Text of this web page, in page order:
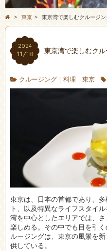
> 東京 > 東京湾で楽しむクルージ
2024
11/18 東京湾で楽しむク
クルージング| 料理| 東京
東京は、日本の首都であり、
ト、以及特異なライフスタイル
湾を中心としたエリアでは、
楽しめる。その中でも目を引
ルージングは、東京の風景を
供している。